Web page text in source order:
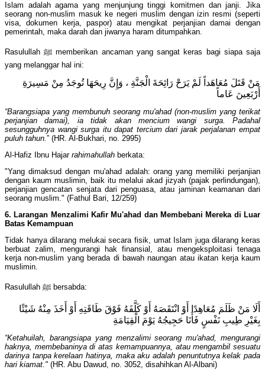
Islam adalah agama yang menjunjung tinggi komitmen dan janji. Jika
seorang non-muslim masuk ke negeri muslim dengan izin resmi (seperti
visa, dokumen kerja, paspor) atau mengikat perjanjian damai dengan
pemerintah, maka darah dan jiwanya haram ditumpahkan.
Rasulullah ﷺ memberikan ancaman yang sangat keras bagi siapa saja
yang melanggar hal ini:
مَنْ قَتَلَ مُعَاهَداً لَمْ يَرَحْ رَائِحَةَ الْجَنَّةِ ، وَإِنَّ رِيحَهَا تُوجَدُ مِنْ مَسِيرَةِ
أَرْبَعِينَ عَاماً
“Barangsiapa yang membunuh seorang mu'ahad (non-muslim yang terikat
perjanjian damai), ia tidak akan mencium wangi surga. Padahal
sesungguhnya wangi surga itu dapat tercium dari jarak perjalanan empat
puluh tahun.” (HR. Al-Bukhari, no. 2995)
Al-Hafiz Ibnu Hajar rahimahullah berkata:
"Yang dimaksud dengan mu'ahad adalah: orang yang memiliki perjanjian
dengan kaum muslimin, baik itu melalui akad jizyah (pajak perlindungan),
perjanjian gencatan senjata dari penguasa, atau jaminan keamanan dari
seorang muslim." (Fathul Bari, 12/259)
6. Larangan Menzalimi Kafir Mu'ahad dan Membebani Mereka di Luar
Batas Kemampuan
Tidak hanya dilarang melukai secara fisik, umat Islam juga dilarang keras
berbuat zalim, mengurangi hak finansial, atau mengeksploitasi tenaga
kerja non-muslim yang berada di bawah naungan atau ikatan kerja kaum
muslimin.
Rasulullah ﷺ bersabda:
أَلَا مَنْ ظَلَمَ مُعَاهِدًا أَوْ انْتَقَصَهُ أَوْ كَلَّفَهُ فَوْقَ طَاقَتِهِ أَوْ أَخَذَ مِنْهُ شَيْئًا
بِغَيْرِ طِيبِ نَفْسٍ فَأَنَا حَجِيجُهُ يَوْمَ الْقِيَامَةِ
“Ketahuilah, barangsiapa yang menzalimi seorang mu'ahad, mengurangi
haknya, membebaninya di atas kemampuannya, atau mengambil sesuatu
darinya tanpa kerelaan hatinya, maka aku adalah penuntutnya kelak pada
hari kiamat." (HR. Abu Dawud, no. 3052, disahihkan Al-Albani)